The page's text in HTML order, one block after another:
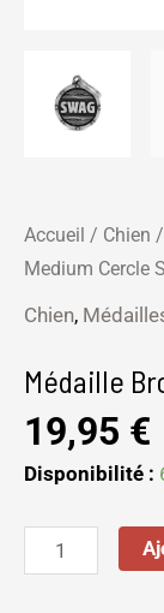
Accueil / Chien /
Medium Cercle
Chien,
Médaille
19,95 €
Disponibilité :